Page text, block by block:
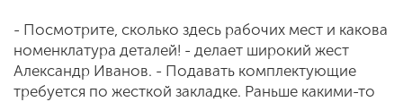
- Посмотрите, сколько здесь рабочих мест и какова
номенклатура деталей! - делает широкий жест
Александр Иванов. - Подавать комплектующие
требуется по жесткой закладке. Раньше какими-то